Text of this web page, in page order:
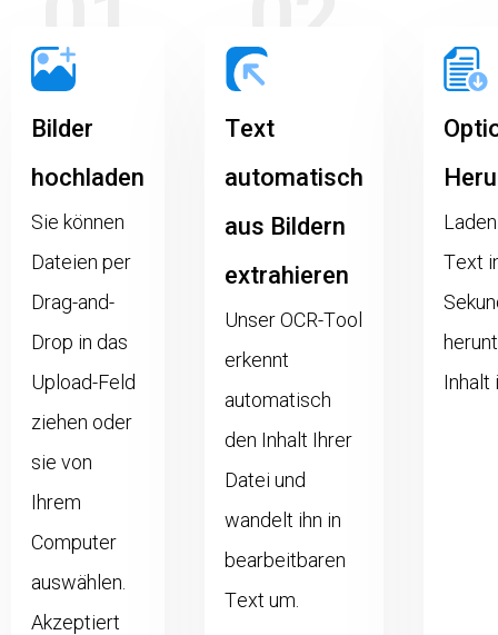
Bilder
hochladen
Sie können
Dateien per
Drag-and-
Drop in das
Upload-Feld
ziehen oder
sie von
Ihrem
Computer
auswählen.
Akzeptiert
Text
automatisch
aus Bildern
extrahieren
Unser OCR-Tool
erkennt
automatisch
den Inhalt Ihrer
Datei und
wandelt ihn in
bearbeitbaren
Text um.
Text
Inhalt